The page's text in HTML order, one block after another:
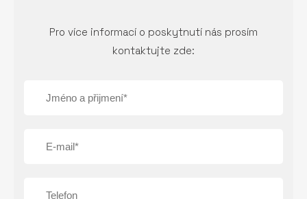
Pro více informací o poskytnutí nás prosím
kontaktujte zde: